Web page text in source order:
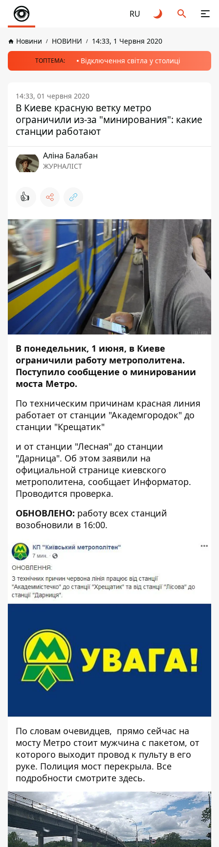
RU
Новини НОВИНИ 14:33, 1 Червня 2020
ТОПТЕМА: Відключення світла у столиці
14:33, 01 червня 2020
В Киеве красную ветку метро
ограничили из-за "минирования": какие
станции работают
Аліна Балабан
ЖУРНАЛІСТ
👍
В понедельник, 1 июня, в Киеве
ограничили работу метрополитена.
Поступило сообщение о минировании
моста Метро.
По техническим причинам красная линия
работает от станции "Академгородок" до
станции "Крещатик"
и от станции "Лесная" до станции
"Дарница". Об этом заявили на
официальной странице киевского
метрополитена, сообщает Информатор.
Проводится проверка.
ОБНОВЛЕНО: работу всех станций
возобновили в 16:00.
По словам очевидцев, прямо сейчас на
мосту Метро стоит мужчина с пакетом, от
которого выходит провод к пульту в его
руке. Полиция мост перекрыла. Все
подробности смотрите здесь.